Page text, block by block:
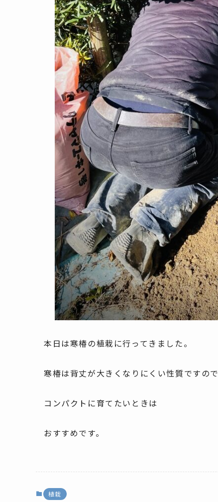
本日は寒椿の植栽に行ってきました。
寒椿は背丈が大きくなりにくい性質ですので
コンパクトに育てたいときは
おすすめです。
植栽